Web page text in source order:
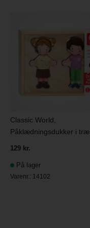
Classic World,
Påklædningsdukker i træ
129 kr.
På lager
Varenr.: 14102